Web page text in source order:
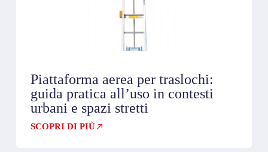
Piattaforma aerea per traslochi:
guida pratica all’uso in contesti
urbani e spazi stretti
SCOPRI DI PIÙ